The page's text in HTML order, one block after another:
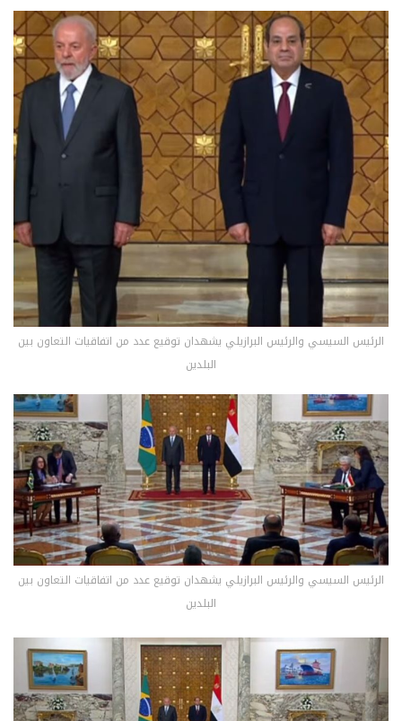
الرئيس السيسي والرئيس البرازيلي يشهدان توقيع عدد من اتفاقيات التعاون بين
البلدين
الرئيس السيسي والرئيس البرازيلي يشهدان توقيع عدد من اتفاقيات التعاون بين
البلدين